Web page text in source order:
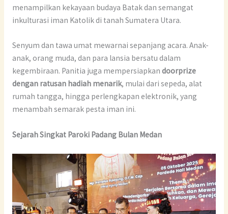
menampilkan kekayaan budaya Batak dan semangat
inkulturasi iman Katolik di tanah Sumatera Utara.
Senyum dan tawa umat mewarnai sepanjang acara. Anak-
anak, orang muda, dan para lansia bersatu dalam
kegembiraan. Panitia juga mempersiapkan doorprize
dengan ratusan hadiah menarik, mulai dari sepeda, alat
rumah tangga, hingga perlengkapan elektronik, yang
menambah semarak pesta iman ini.
Sejarah Singkat Paroki Padang Bulan Medan